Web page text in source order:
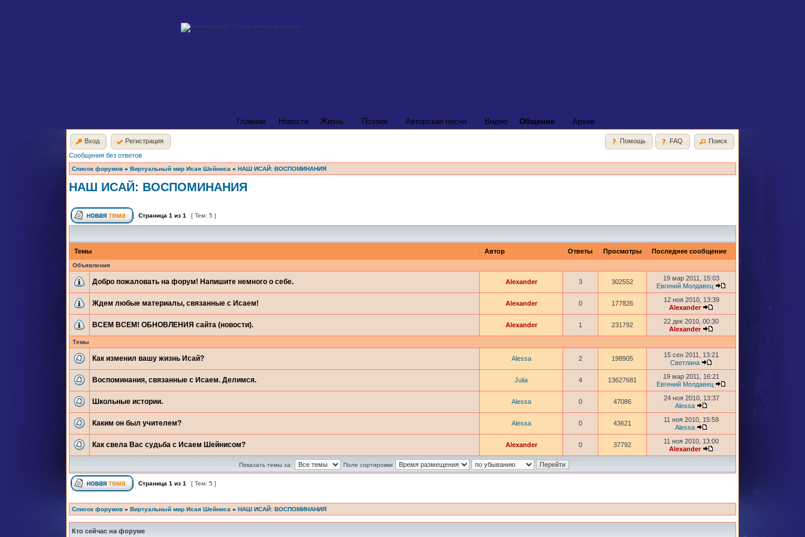
Главная Новости Жизнь Поэзия Авторская песня Видео Общение Архив
Вход Регистрация Помощь FAQ
Поиск
Сообщения без ответов
Список форумов » Виртуальный мир Исая Шейниса » НАШ ИСАЙ: ВОСПОМИНАНИЯ
НАШ ИСАЙ: ВОСПОМИНАНИЯ
Страница 1 из 1 [ Тем: 5 ]
Темы Автор Ответы Просмотры Последнее сообщение
Объявления
Добро пожаловать на форум! Напишите немного о себе. Alexander 3 302552
19 мар 2011, 15:03
Евгений Молдавец
Ждем любые материалы, связанные с Исаем! Alexander 0 177826
12 ноя 2010, 13:39
Alexander
ВСЕМ ВСЕМ! ОБНОВЛЕНИЯ сайта (новости). Alexander 1 231792
22 дек 2010, 00:30
Alexander
Темы
Как изменил вашу жизнь Исай? Alessa 2 198905
15 сен 2011, 13:21
Светлана
Воспоминания, связанные с Исаем. Делимся. Julia 4 13627681
19 мар 2011, 16:21
Евгений Молдавец
Школьные истории. Alessa 0 47086
24 ноя 2010, 13:37
Alessa
Каким он был учителем? Alessa 0 43621
11 ноя 2010, 15:59
Alessa
Как свела Вас судьба с Исаем Шейнисом? Alexander 0 37792
11 ноя 2010, 13:00
Alexander
Показать темы за: Поле сортировки
Страница 1 из 1 [ Тем: 5 ]
Список форумов » Виртуальный мир Исая Шейниса » НАШ ИСАЙ: ВОСПОМИНАНИЯ
Кто сейчас на форуме